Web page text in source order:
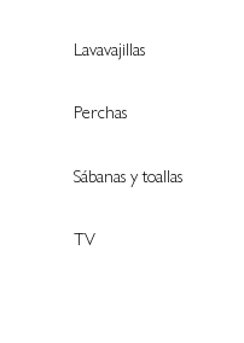
Lavavajillas
Perchas
Sábanas y toallas
TV